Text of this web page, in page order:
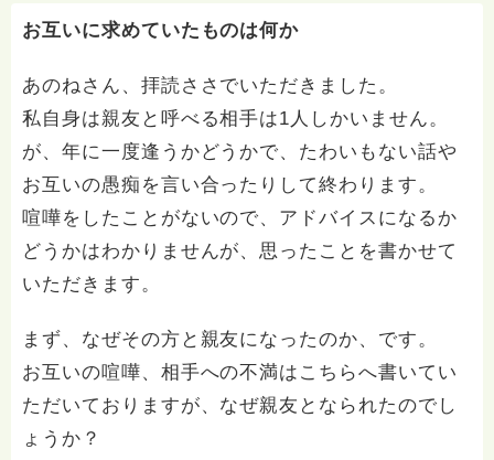
いします。 ※個別相談は、hasunohaオンライン相談よ
受け付けておりません。また夜中や早朝の電話もご遠慮
ください。 法務を優先させてください。
お互いに求めていたものは何か
あのねさん、拝読ささでいただきました。
私自身は親友と呼べる相手は1人しかいません。
が、年に一度逢うかどうかで、たわいもない話や
お互いの愚痴を言い合ったりして終わります。
喧嘩をしたことがないので、アドバイスになるか
どうかはわかりませんが、思ったことを書かせて
いただきます。
まず、なぜその方と親友になったのか、です。
お互いの喧嘩、相手への不満はこちらへ書いてい
ただいておりますが、なぜ親友となられたのでし
ょうか？